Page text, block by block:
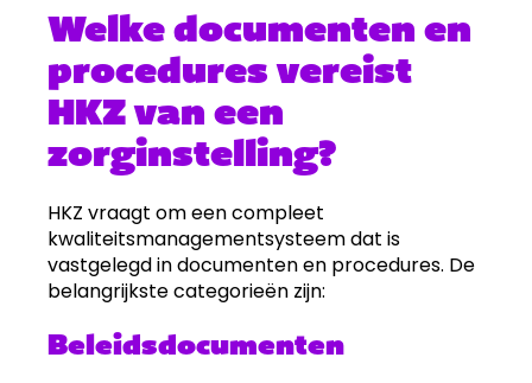
Welke documenten en
procedures vereist
HKZ van een
zorginstelling?
HKZ vraagt om een compleet
kwaliteitsmanagementsysteem dat is
vastgelegd in documenten en procedures. De
belangrijkste categorieën zijn:
Beleidsdocumenten